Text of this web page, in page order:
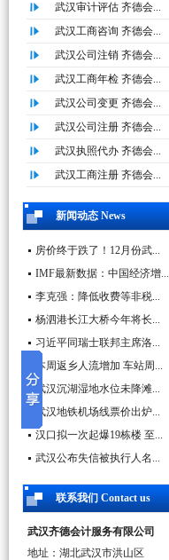
武汉审计评估 齐德会...
武汉工商咨询 齐德会...
武汉公司注销 齐德会...
武汉工商年检 齐德会...
武汉公司变更 齐德会...
武汉公司注册 齐德会...
武汉执照代办 齐德会...
武汉工商注册 齐德会...
新闻动态 News
房价终于跌了！12月份武...
IMF最新数据：中国经济增...
李克强：降低收费等非税...
杨泗港长江大桥今年将长...
习近平同瑞士联邦主席洛...
本周返乡人流增加 车站周...
武汉沉湖湿地水位未降滩...
武汉地铁机场线票价出炉...
汉口拟一次起爆19栋楼 至...
武汉公布失信被执行人名...
联系我们 Contact us
武汉齐德会计服务有限公司
地址：湖北武汉市洪山区